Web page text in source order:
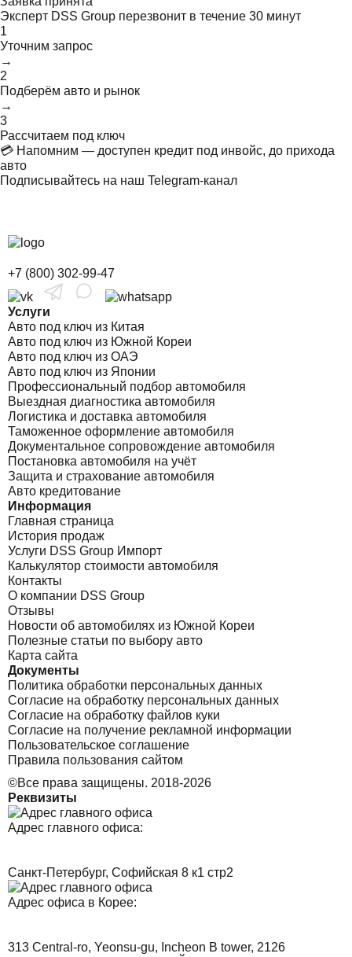
Эксперт DSS Group перезвонит в течение 30 минут
1
Уточним запрос
→
2
Подберём авто и рынок
→
3
Рассчитаем под ключ
💳 Напомним — доступен кредит под инвойс, до прихода
авто
Подписывайтесь на наш Telegram-канал
+7 (800) 302-99-47
Услуги
Авто под ключ из Китая
Авто под ключ из Южной Кореи
Авто под ключ из ОАЭ
Авто под ключ из Японии
Профессиональный подбор автомобиля
Выездная диагностика автомобиля
Логистика и доставка автомобиля
Таможенное оформление автомобиля
Документальное сопровождение автомобиля
Постановка автомобиля на учёт
Защита и страхование автомобиля
Авто кредитование
Информация
Главная страница
История продаж
Услуги DSS Group Импорт
Калькулятор стоимости автомобиля
Контакты
О компании DSS Group
Отзывы
Новости об автомобилях из Южной Кореи
Полезные статьи по выбору авто
Карта сайта
Документы
Политика обработки персональных данных
Согласие на обработку персональных данных
Согласие на обработку файлов куки
Согласие на получение рекламной информации
Пользовательское соглашение
Правила пользования сайтом
©Все права защищены. 2018-2026
Реквизиты
Адрес главного офиса:
Санкт-Петербург, Софийская 8 к1 стр2
Адрес офиса в Корее:
313 Central-ro, Yeonsu-gu, Incheon B tower, 2126